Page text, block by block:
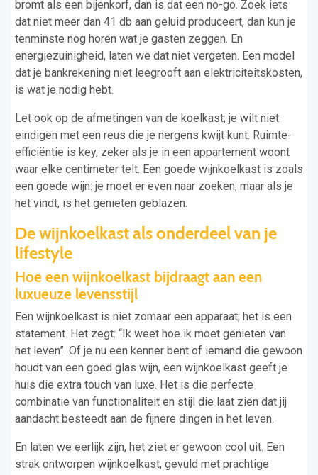
bromt als een bijenkorf, dan is dat een no-go. Zoek iets
dat niet meer dan 41 db aan geluid produceert, dan kun je
tenminste nog horen wat je gasten zeggen. En
energiezuinigheid, laten we dat niet vergeten. Een model
dat je bankrekening niet leegrooft aan elektriciteitskosten,
is wat je nodig hebt.
Let ook op de afmetingen van de koelkast; je wilt niet
eindigen met een reus die je nergens kwijt kunt. Ruimte-
efficiëntie is key, zeker als je in een appartement woont
waar elke centimeter telt. Een goede wijnkoelkast is zoals
een goede wijn: je moet er even naar zoeken, maar als je
het vindt, is het genieten geblazen.
De wijnkoelkast als onderdeel van je
lifestyle
Hoe een wijnkoelkast bijdraagt aan een
luxueuze levensstijl
Een wijnkoelkast is niet zomaar een apparaat; het is een
statement. Het zegt: “Ik weet hoe ik moet genieten van
het leven”. Of je nu een kenner bent of iemand die gewoon
houdt van een goed glas wijn, een wijnkoelkast geeft je
huis die extra touch van luxe. Het is die perfecte
combinatie van functionaliteit en stijl die laat zien dat jij
aandacht besteedt aan de fijnere dingen in het leven.
En laten we eerlijk zijn, het ziet er gewoon cool uit. Een
strak ontworpen wijnkoelkast, gevuld met prachtige